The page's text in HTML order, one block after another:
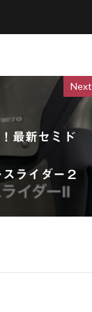
Next
最新セミド
ライダー２